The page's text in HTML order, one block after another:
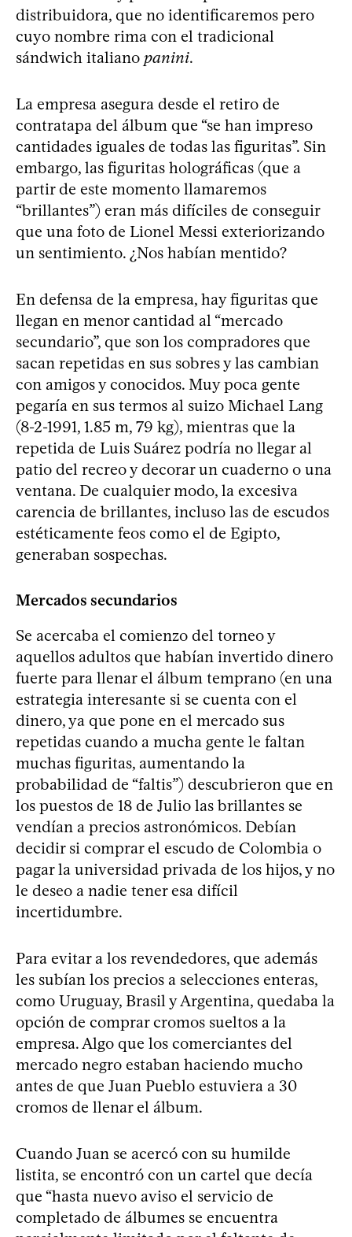
distribuidora, que no identificaremos pero
cuyo nombre rima con el tradicional
sándwich italiano panini.
La empresa asegura desde el retiro de
contratapa del álbum que “se han impreso
cantidades iguales de todas las figuritas”. Sin
embargo, las figuritas holográficas (que a
partir de este momento llamaremos
“brillantes”) eran más difíciles de conseguir
que una foto de Lionel Messi exteriorizando
un sentimiento. ¿Nos habían mentido?
En defensa de la empresa, hay figuritas que
llegan en menor cantidad al “mercado
secundario”, que son los compradores que
sacan repetidas en sus sobres y las cambian
con amigos y conocidos. Muy poca gente
pegaría en sus termos al suizo Michael Lang
(8-2-1991, 1.85 m, 79 kg), mientras que la
repetida de Luis Suárez podría no llegar al
patio del recreo y decorar un cuaderno o una
ventana. De cualquier modo, la excesiva
carencia de brillantes, incluso las de escudos
estéticamente feos como el de Egipto,
generaban sospechas.
Mercados secundarios
Se acercaba el comienzo del torneo y
aquellos adultos que habían invertido dinero
fuerte para llenar el álbum temprano (en una
estrategia interesante si se cuenta con el
dinero, ya que pone en el mercado sus
repetidas cuando a mucha gente le faltan
muchas figuritas, aumentando la
probabilidad de “faltis”) descubrieron que en
los puestos de 18 de Julio las brillantes se
vendían a precios astronómicos. Debían
decidir si comprar el escudo de Colombia o
pagar la universidad privada de los hijos, y no
le deseo a nadie tener esa difícil
incertidumbre.
Para evitar a los revendedores, que además
les subían los precios a selecciones enteras,
como Uruguay, Brasil y Argentina, quedaba la
opción de comprar cromos sueltos a la
empresa. Algo que los comerciantes del
mercado negro estaban haciendo mucho
antes de que Juan Pueblo estuviera a 30
cromos de llenar el álbum.
Cuando Juan se acercó con su humilde
listita, se encontró con un cartel que decía
que “hasta nuevo aviso el servicio de
completado de álbumes se encuentra